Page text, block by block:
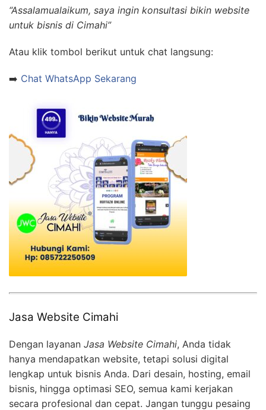
“Assalamualaikum, saya ingin konsultasi bikin website
untuk bisnis di Cimahi”
Atau klik tombol berikut untuk chat langsung:
➡️ Chat WhatsApp Sekarang
Jasa Website Cimahi
Dengan layanan Jasa Website Cimahi, Anda tidak
hanya mendapatkan website, tetapi solusi digital
lengkap untuk bisnis Anda. Dari desain, hosting, email
bisnis, hingga optimasi SEO, semua kami kerjakan
secara profesional dan cepat. Jangan tunggu pesaing